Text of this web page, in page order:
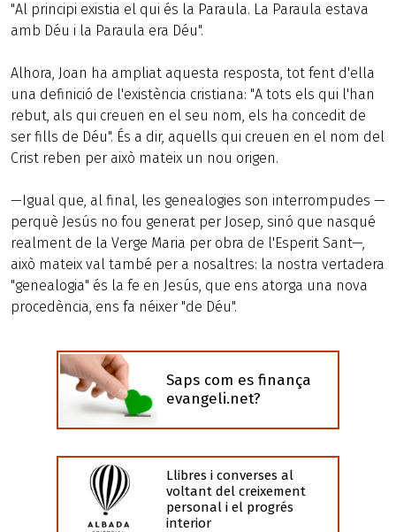
"Al principi existia el qui és la Paraula. La Paraula estava
amb Déu i la Paraula era Déu".
Alhora, Joan ha ampliat aquesta resposta, tot fent d'ella
una definició de l'existència cristiana: "A tots els qui l'han
rebut, als qui creuen en el seu nom, els ha concedit de
ser fills de Déu". És a dir, aquells qui creuen en el nom del
Crist reben per això mateix un nou origen.
—Igual que, al final, les genealogies son interrompudes —
perquè Jesús no fou generat per Josep, sinó que nasqué
realment de la Verge Maria per obra de l'Esperit Sant—,
això mateix val també per a nosaltres: la nostra vertadera
"genealogia" és la fe en Jesús, que ens atorga una nova
procedència, ens fa néixer "de Déu".
Saps com es finança
evangeli.net?
Llibres i converses al
voltant del creixement
personal i el progrés
interior